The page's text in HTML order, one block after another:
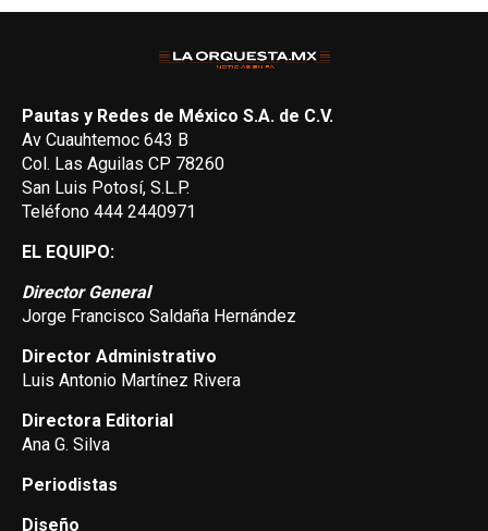
Pautas y Redes de México S.A. de C.V.
Av Cuauhtemoc 643 B
Col. Las Aguilas CP 78260
San Luis Potosí, S.L.P.
Teléfono 444 2440971
EL EQUIPO:
Director General
Jorge Francisco Saldaña Hernández
Director Administrativo
Luis Antonio Martínez Rivera
Directora Editorial
Ana G. Silva
Periodistas
Diseño